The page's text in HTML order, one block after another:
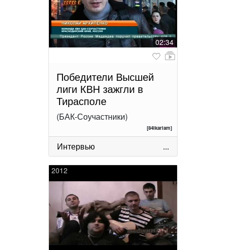
02:34
Победители Высшей
лиги КВН зажгли в
Тирасполе
(БАК-Соучастники)
[84ikariam]
Интервью ...
2012